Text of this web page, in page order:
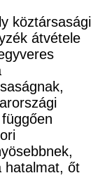
köztársasági
átvétele
hatalmat, őt